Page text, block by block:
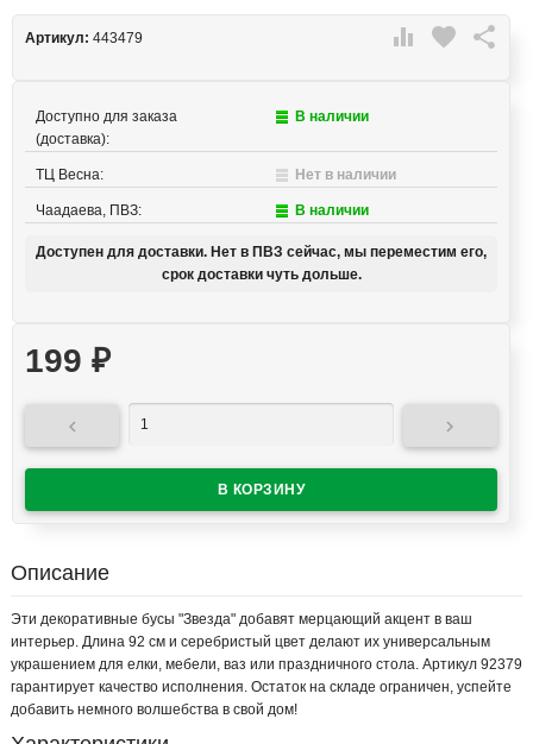
 favorite 
Артикул: 443479
Доступно для заказа
(доставка):
В наличии
ТЦ Весна: Нет в наличии
Чаадаева, ПВЗ: В наличии
Доступен для доставки. Нет в ПВЗ сейчас, мы переместим его,
срок доставки чуть дольше.
199 ₽
 
Описание
Эти декоративные бусы "Звезда" добавят мерцающий акцент в ваш
интерьер. Длина 92 см и серебристый цвет делают их универсальным
украшением для елки, мебели, ваз или праздничного стола. Артикул 92379
гарантирует качество исполнения. Остаток на складе ограничен, успейте
добавить немного волшебства в свой дом!